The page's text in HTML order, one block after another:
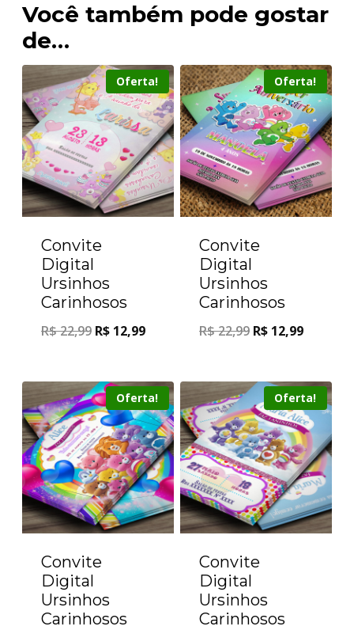
Você também pode gostar
de…
Oferta!
Convite
Digital
Ursinhos
Carinhosos
R$22,99 R$ 12,99
Oferta!
Convite
Digital
Ursinhos
Carinhosos
R$22,99 R$ 12,99
Oferta!
Convite
Digital
Ursinhos
Carinhosos
Oferta!
Convite
Digital
Ursinhos
Carinhosos